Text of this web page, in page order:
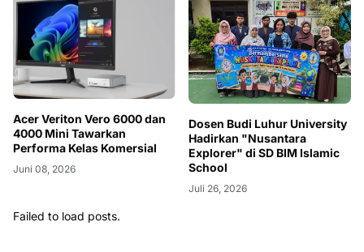
Acer Veriton Vero 6000 dan
4000 Mini Tawarkan
Performa Kelas Komersial
Juni 08, 2026
Dosen Budi Luhur University
Hadirkan "Nusantara
Explorer" di SD BIM Islamic
School
Juli 26, 2026
Failed to load posts.